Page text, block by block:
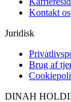
Kontakt os
Juridisk
Brug af
DINAH